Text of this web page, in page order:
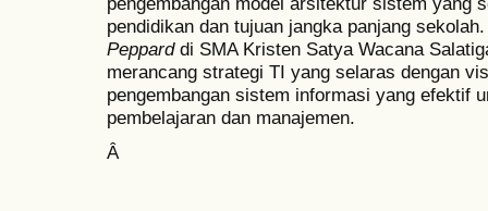
pendidikan dan tujuan jangka panjang
Pepparddi SMA Kristen Satya Wacana
merancang strategi TI yang selaras dengan
pengembangan sistem informasi yang efektif
pembelajaran dan manajemen.
Â